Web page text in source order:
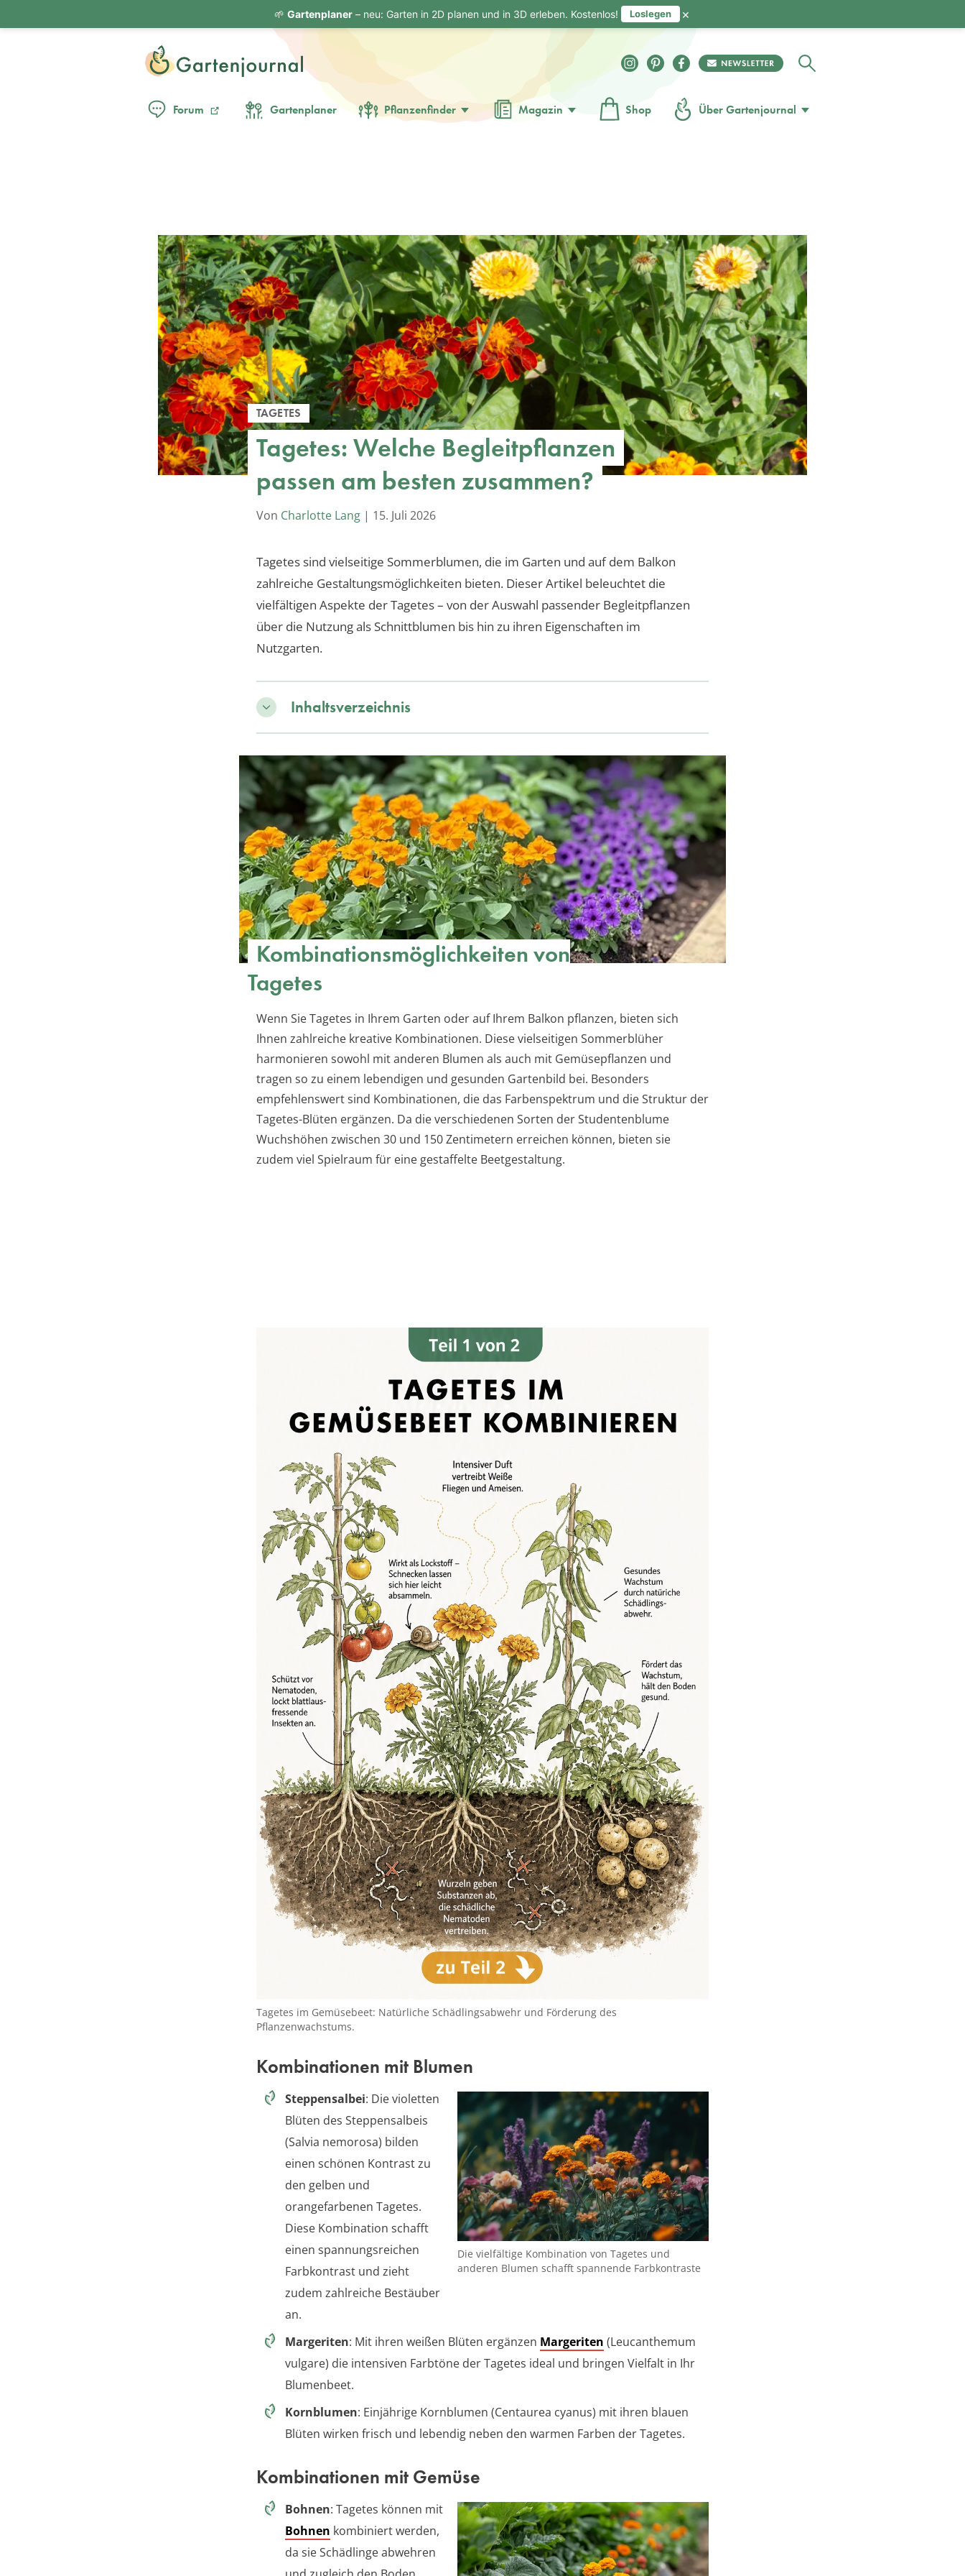
Forum Gartenplaner Pflanzenfinder Magazin Shop Über Gartenjournal
TAGETES
Tagetes: Welche Begleitpflanzen
passen am besten zusammen?
Von Charlotte Lang | 15. Juli 2026
Tagetes sind vielseitige Sommerblumen, die im Garten und auf dem Balkon
zahlreiche Gestaltungsmöglichkeiten bieten. Dieser Artikel beleuchtet die
vielfältigen Aspekte der Tagetes – von der Auswahl passender Begleitpflanzen
über die Nutzung als Schnittblumen bis hin zu ihren Eigenschaften im
Nutzgarten.
Inhaltsverzeichnis
Kombinationsmöglichkeiten von
Tagetes
Wenn Sie Tagetes in Ihrem Garten oder auf Ihrem Balkon pflanzen, bieten sich
Ihnen zahlreiche kreative Kombinationen. Diese vielseitigen Sommerblüher
harmonieren sowohl mit anderen Blumen als auch mit Gemüsepflanzen und
tragen so zu einem lebendigen und gesunden Gartenbild bei. Besonders
empfehlenswert sind Kombinationen, die das Farbenspektrum und die Struktur der
Tagetes-Blüten ergänzen. Da die verschiedenen Sorten der Studentenblume
Wuchshöhen zwischen 30 und 150 Zentimetern erreichen können, bieten sie
zudem viel Spielraum für eine gestaffelte Beetgestaltung.
Tagetes im Gemüsebeet: Natürliche Schädlingsabwehr und Förderung des
Pflanzenwachstums.
Kombinationen mit Blumen
Die vielfältige Kombination von Tagetes und
anderen Blumen schafft spannende Farbkontraste
Steppensalbei: Die violetten
Blüten des Steppensalbeis
(Salvia nemorosa) bilden
einen schönen Kontrast zu
den gelben und
orangefarbenen Tagetes.
Diese Kombination schafft
einen spannungsreichen
Farbkontrast und zieht
zudem zahlreiche Bestäuber
an.
Margeriten: Mit ihren weißen Blüten ergänzen Margeriten (Leucanthemum
vulgare) die intensiven Farbtöne der Tagetes ideal und bringen Vielfalt in Ihr
Blumenbeet.
Kornblumen: Einjährige Kornblumen (Centaurea cyanus) mit ihren blauen
Blüten wirken frisch und lebendig neben den warmen Farben der Tagetes.
Kombinationen mit Gemüse
Bohnen: Tagetes können mit
Bohnen kombiniert werden,
da sie Schädlinge abwehren
🌱 Gartenplaner– neu: Garten in 2D planen und in 3D erleben. Kostenlos! Loslegen ×